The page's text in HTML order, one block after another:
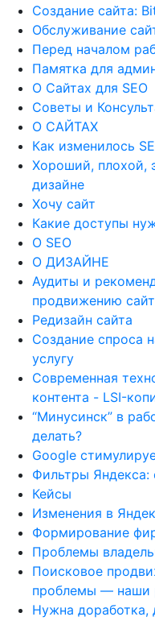
Создание сайта:
Обслуживание
Перед началом
Памятка для
О Сайтах для SEO
Советы и
О САЙТАХ
Как изменилось
Хороший, плохой,
дизайне
Хочу сайт
Какие доступы
О SEO
О ДИЗАЙНЕ
Аудиты и
продвижению
Редизайн сайта
Создание спроса
услугу
Современная
контента - LSI-
“Минусинск” в
делать?
Google
Фильтры Яндекса:
Кейсы
Изменения в
Формирование
Проблемы
Поисковое
проблемы — наши
Нужна доработка,